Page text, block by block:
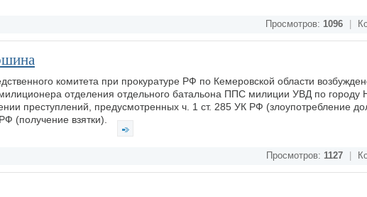
Просмотров: 1096
комитета при прокуратуре РФ по Кемеровской области
отделения отдельного батальона ППС милиции УВД по городу
преступлений, предусмотренных ч. 1 ст. 285 УК РФ (злоупотребление
(получение взятки).
Просмотров: 1127